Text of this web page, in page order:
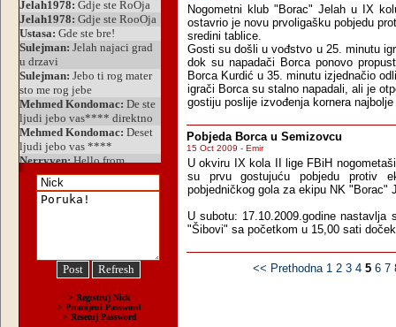
Nogometni klub "Borac" Jelah u IX
ostavrio je novu prvoligašku pobjedu
sredini tablice.
Gosti su došli u vođstvo u 25. minutu
dok su napadači Borca ponovo
Borca Kurdić u 35. minutu izjednačio
igrači Borca su stalno napadali, ali je
gostiju poslije izvođenja kornera
Pobjeda Borca u Semizovcu
15 Oct 2009 - Emir
U okviru IX kola II lige FBiH
su prvu gostujuću pobjedu protiv
pobjedničkog gola za ekipu NK "Borac"
U subotu: 17.10.2009.godine
"Šibovi" sa početkom u 15,00 sati
<< Prethodna 1 2 3 4 5 6 7